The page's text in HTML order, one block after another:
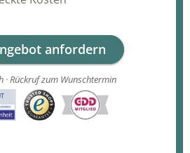
anfordern
· Rückruf zum Wunschtermin